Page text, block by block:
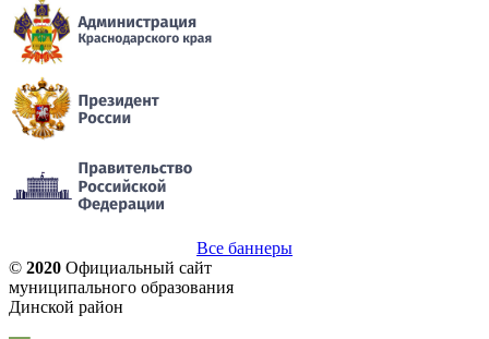
Все баннеры
© 2020 Официальный сайт
муниципального образования
Динской район